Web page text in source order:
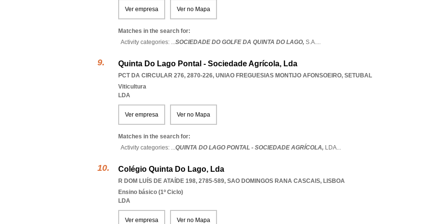
Ver empresa Ver no Mapa
Matches in the search for:
Activity categories: ...SOCIEDADE DO GOLFE DA QUINTA DO LAGO, S.A....
Quinta Do Lago Pontal - Sociedade Agrícola, Lda
PCT DA CIRCULAR 276, 2870-226, UNIAO FREGUESIAS MONTIJO AFONSOEIRO, SETUBAL
Viticultura
LDA
Ver empresa Ver no Mapa
Matches in the search for:
Activity categories: ...QUINTA DO LAGO PONTAL - SOCIEDADE AGRÍCOLA, LDA...
Colégio Quinta Do Lago, Lda
R DOM LUÍS DE ATAÍDE 198, 2785-589, SAO DOMINGOS RANA CASCAIS, LISBOA
Ensino básico (1º Ciclo)
LDA
Ver empresa Ver no Mapa